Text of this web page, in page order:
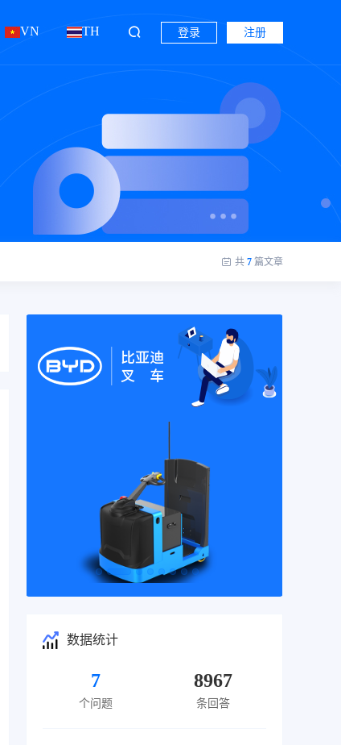
VN TH 登录 注册
共 7 篇文章
数据统计
7
个问题
8967
条回答